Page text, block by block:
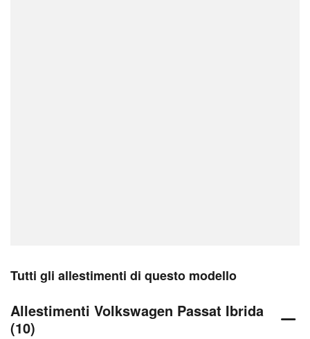
Tutti gli allestimenti di questo modello
Allestimenti Volkswagen Passat Ibrida
(10)